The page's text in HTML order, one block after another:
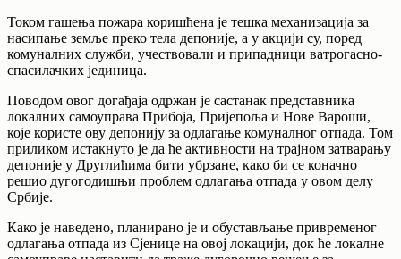
Током гашења пожара коришћена је тешка механизација за
насипање земље преко тела депоније, а у акцији су, поред
комуналних служби, учествовали и припадници ватрогасно-
спасилачких јединица.
Поводом овог догађаја одржан је састанак представника
локалних самоуправа Прибоја, Пријепоља и Нове Вароши,
које користе ову депонију за одлагање комуналног отпада. Том
приликом истакнуто је да ће активности на трајном затварању
депоније у Друглићима бити убрзане, како би се коначно
решио дугогодишњи проблем одлагања отпада у овом делу
Србије.
Како је наведено, планирано је и обустављање привременог
одлагања отпада из Сјенице на овој локацији, док ће локалне